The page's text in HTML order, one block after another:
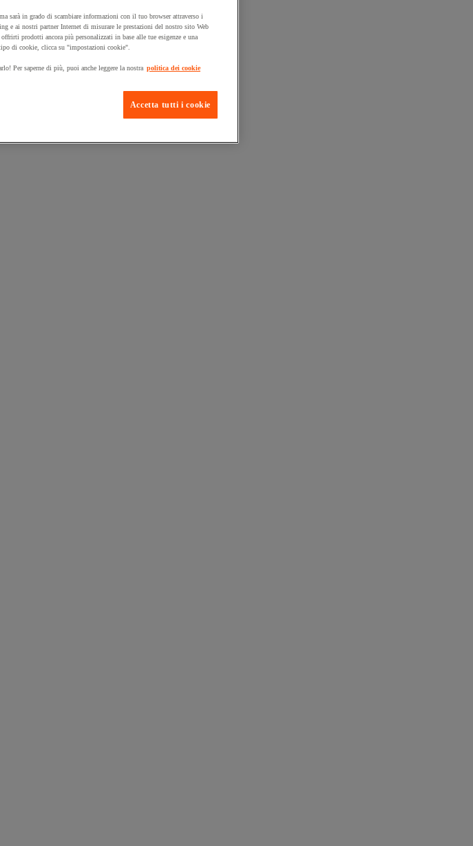
Expert
Prodotti in pronta consegna
sarà in grado di scambiare informazioni con il tuo browser attraverso i
e ai nostri partner Internet di misurare le prestazioni del nostro sito Web
prodotti ancora più personalizzati in base alle tue esigenze e una
di cookie, clicca su "impostazioni cookie".
Per saperne di più, puoi anche leggere la nostra politica dei cookie
Accetta tutti i cookie